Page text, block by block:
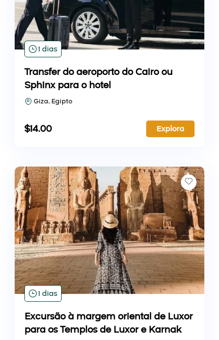
1 dias
Transfer do aeroporto do Cairo ou
Sphinx para o hotel
Giza, Egipto
$14.00 Explora
1 dias
Excursão à margem oriental de Luxor
para os Templos de Luxor e Karnak